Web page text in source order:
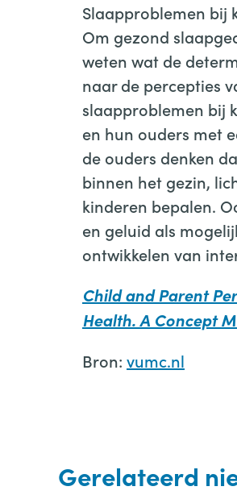
Slaapproblemen bij
Om gezond
weten wat de
naar de percepties
slaapproblemen bij
en hun ouders met
de ouders denken
binnen het gezin,
kinderen bepalen.
en geluid als
ontwikkelen van
Child and Parent
Health. A Concept
Bron: vumc.nl
Gerelateerd